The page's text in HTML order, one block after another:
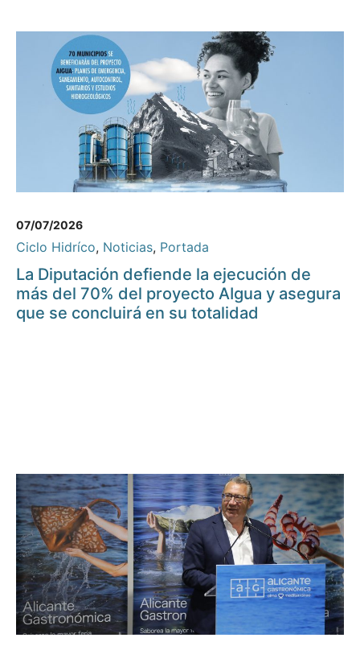
07/07/2026
Ciclo Hidríco, Noticias, Portada
La Diputación defiende la ejecución de
más del 70% del proyecto AIgua y asegura
que se concluirá en su totalidad